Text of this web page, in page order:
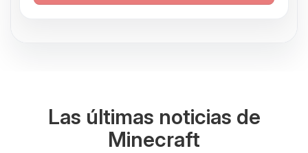
Las últimas noticias de
Minecraft